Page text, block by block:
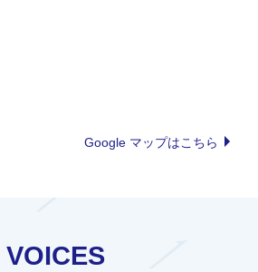
Google マップはこちら
VOICES